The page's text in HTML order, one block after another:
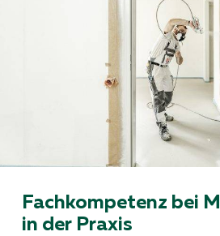
Fachkompetenz bei
in der Praxis